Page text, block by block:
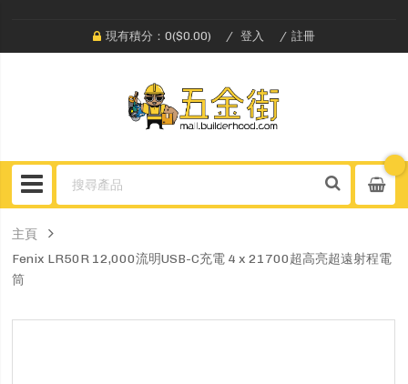
現有積分：0($0.00) 登入 註冊
主頁
Fenix LR50R 12,000流明USB-C充電 4 x 21700超高亮超遠射程電
筒